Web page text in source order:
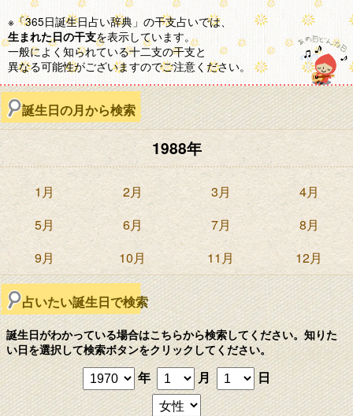
※「365日誕生日占い辞典」の干支占いでは、
生まれた日の干支を表示しています。
一般によく知られている十二支の干支と
異なる可能性がございますのでご注意ください。
誕生日の月から検索
1988年
1月 2月 3月
4月
5月
6月 7月
8月
9月
10月 11月 12月
占いたい誕生日で検索
誕生日がわかっている場合はこちらから検索してください。知りた
い日を選択して検索ボタンをクリックしてください。
年 月 日